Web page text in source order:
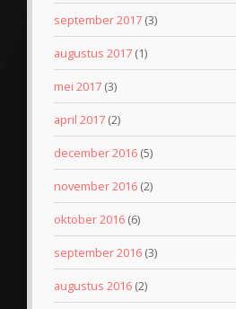
september 2017 (3)
augustus 2017 (1)
mei 2017 (3)
april 2017 (2)
december 2016 (5)
november 2016 (2)
oktober 2016 (6)
september 2016 (3)
augustus 2016 (2)